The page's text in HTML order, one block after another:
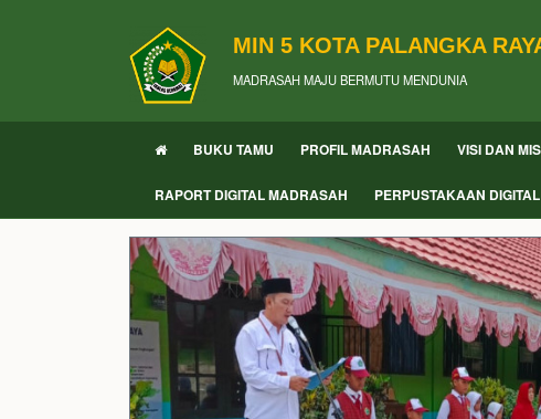
MIN 5 KOTA PALANGKA
MADRASAH MAJU BERMUTU MENDUNIA
BUKU TAMU PROFIL MADRASAH VISI DAN
RAPORT DIGITAL MADRASAH PERPUSTAKAAN DIGITAL